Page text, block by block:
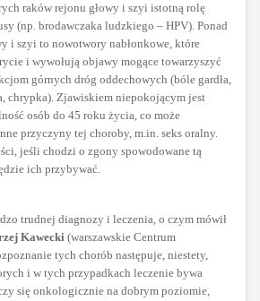
raków rejonu głowy i szyi istotną rolę
(np. brodawczaka ludzkiego – HPV). Ponad
i szyi to nowotwory nabłonkowe, które
i wywołują objawy mogące towarzyszyć
górnych dróg oddechowych (bóle gardła,
chrypka). Zjawiskiem niepokojącym jest
osób do 45 roku życia, co może
przyczyny tej choroby, m.in. seks oralny.
jeśli chodzi o zgony spowodowane tą
ich przybywać.
trudnej diagnozy i leczenia, o czym mówił
Kawecki(warszawskie Centrum
tych chorób następuje, niestety,
i w tych przypadkach leczenie bywa
się onkologicznie na dobrym poziomie,